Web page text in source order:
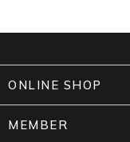
ONLINE SHOP
MEMBER